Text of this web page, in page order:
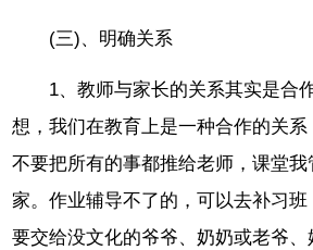
(三)、明确关系
1、教师与家长的关系其实是合
想，我们在教育上是一种合作的关系
不要把所有的事都推给老师，课堂
家。作业辅导不了的，可以去补习
要交给没文化的爷爷、奶奶或老爷、